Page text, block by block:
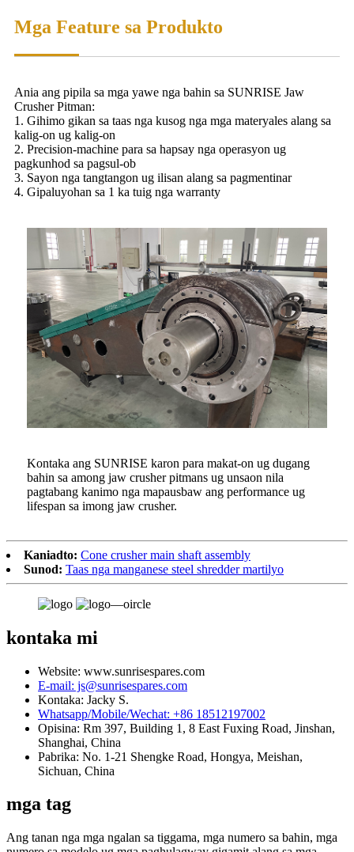
Mga Feature sa Produkto
Ania ang pipila sa mga yawe nga bahin sa SUNRISE Jaw
Crusher Pitman:
1. Gihimo gikan sa taas nga kusog nga mga materyales alang sa
kalig-on ug kalig-on
2. Precision-machine para sa hapsay nga operasyon ug
pagkunhod sa pagsul-ob
3. Sayon nga tangtangon ug ilisan alang sa pagmentinar
4. Gipaluyohan sa 1 ka tuig nga warranty
Kontaka ang SUNRISE karon para makat-on ug dugang
bahin sa among jaw crusher pitmans ug unsaon nila
pagtabang kanimo nga mapausbaw ang performance ug
lifespan sa imong jaw crusher.
Kaniadto: Cone crusher main shaft assembly
Sunod: Taas nga manganese steel shredder martilyo
kontaka mi
Website: www.sunrisespares.com
E-mail: js@sunrisespares.com
Kontaka: Jacky S.
Whatsapp/Mobile/Wechat: +86 18512197002
Opisina: Rm 397, Building 1, 8 East Fuxing Road, Jinshan,
Shanghai, China
Pabrika: No. 1-21 Shengke Road, Hongya, Meishan,
Sichuan, China
mga tag
Ang tanan nga mga ngalan sa tiggama, mga numero sa bahin, mga